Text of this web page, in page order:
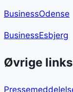
BusinessOdense
BusinessEsbjerg
Øvrige links